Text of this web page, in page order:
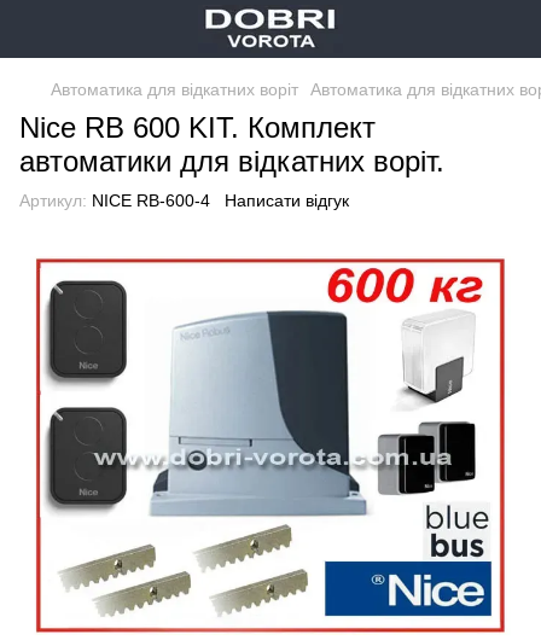
Автоматика для відкатних воріт Автоматика для відкатних
Nice RB 600 KIT. Комплект
автоматики для відкатних воріт.
Артикул: NICE RB-600-4 Написати відгук